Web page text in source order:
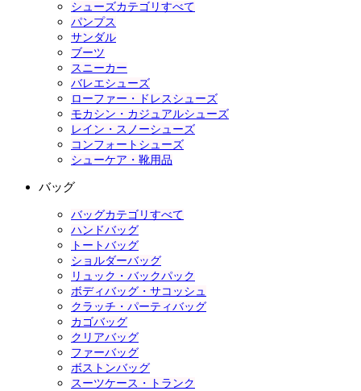
シューズカテゴリすべて
パンプス
サンダル
ブーツ
スニーカー
バレエシューズ
ローファー・ドレスシューズ
モカシン・カジュアルシューズ
レイン・スノーシューズ
コンフォートシューズ
シューケア・靴用品
バッグ
バッグカテゴリすべて
ハンドバッグ
トートバッグ
ショルダーバッグ
リュック・バックパック
ボディバッグ・サコッシュ
クラッチ・パーティバッグ
カゴバッグ
クリアバッグ
ファーバッグ
ボストンバッグ
スーツケース・トランク